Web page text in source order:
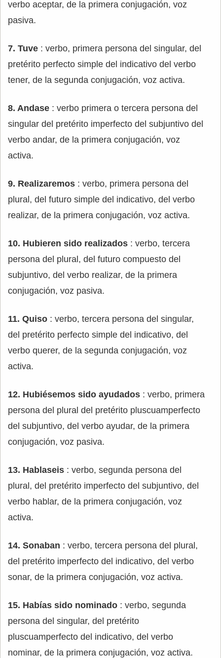
verbo aceptar, de la primera conjugación, voz
pasiva.
7. Tuve : verbo, primera persona del singular, del
pretérito perfecto simple del indicativo del verbo
tener, de la segunda conjugación, voz activa.
8. Andase : verbo primera o tercera persona del
singular del pretérito imperfecto del subjuntivo del
verbo andar, de la primera conjugación, voz
activa.
9. Realizaremos : verbo, primera persona del
plural, del futuro simple del indicativo, del verbo
realizar, de la primera conjugación, voz activa.
10. Hubieren sido realizados : verbo, tercera
persona del plural, del futuro compuesto del
subjuntivo, del verbo realizar, de la primera
conjugación, voz pasiva.
11. Quiso : verbo, tercera persona del singular,
del pretérito perfecto simple del indicativo, del
verbo querer, de la segunda conjugación, voz
activa.
12. Hubiésemos sido ayudados : verbo, primera
persona del plural del pretérito pluscuamperfecto
del subjuntivo, del verbo ayudar, de la primera
conjugación, voz pasiva.
13. Hablaseis : verbo, segunda persona del
plural, del pretérito imperfecto del subjuntivo, del
verbo hablar, de la primera conjugación, voz
activa.
14. Sonaban : verbo, tercera persona del plural,
del pretérito imperfecto del indicativo, del verbo
sonar, de la primera conjugación, voz activa.
15. Habías sido nominado : verbo, segunda
persona del singular, del pretérito
pluscuamperfecto del indicativo, del verbo
nominar, de la primera conjugación, voz activa.